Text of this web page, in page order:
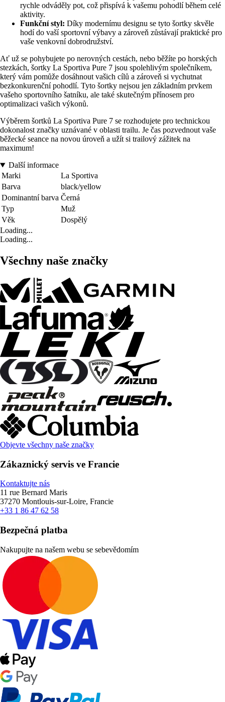
rychle odváděly pot, což přispívá k vašemu pohodlí během celé
aktivity.
Funkční styl: Díky modernímu designu se tyto šortky skvěle
hodí do vaší sportovní výbavy a zároveň zůstávají praktické pro
vaše venkovní dobrodružství.
Ať už se pohybujete po nerovných cestách, nebo běžíte po horských
stezkách, šortky La Sportiva Pure 7 jsou spolehlivým společníkem,
který vám pomůže dosáhnout vašich cílů a zároveň si vychutnat
bezkonkurenční pohodlí. Tyto šortky nejsou jen základním prvkem
vašeho sportovního šatníku, ale také skutečným přínosem pro
optimalizaci vašich výkonů.
Výběrem šortků La Sportiva Pure 7 se rozhodujete pro technickou
dokonalost značky uznávané v oblasti trailu. Je čas pozvednout vaše
běžecké seance na novou úroveň a užít si trailový zážitek na
maximum!
Další informace
Marki
La Sportiva
Barva
black/yellow
Dominantní barva Černá
Typ
Muž
Věk
Dospělý
Loading...
Loading...
Všechny naše značky
Objevte všechny naše značky
Zákaznický servis ve Francie
Kontaktujte nás
11 rue Bernard Maris
37270 Montlouis-sur-Loire, Francie
+33 1 86 47 62 58
Bezpečná platba
Nakupujte na našem webu se sebevědomím